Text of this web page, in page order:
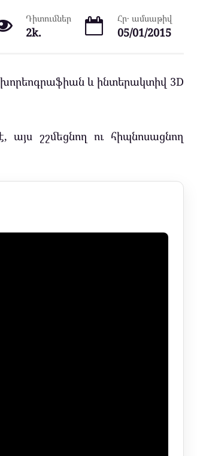
Դիտումներ
2k.
Հր․ ամսաթիվ
05/01/2015
խորեոգրաֆիան և ինտերակտիվ 3D
շշմեցնող ու հիպնոսացնող